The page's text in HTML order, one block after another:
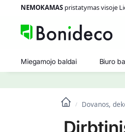
NEMOKAMASpristatymas visoje
Miegamojo baldai Biuro
/ Dovanos,